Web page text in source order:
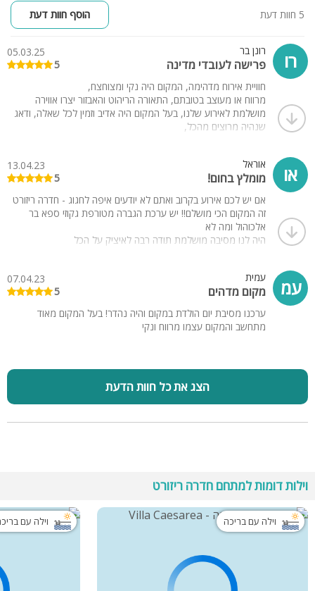
5 חוות דעת הוסף חוות דעת
רו רונן בר
פרישה לעובדי מדינה
05.03.25
5
חוויית אירוח מדהימה, המקום היה נקי ומצוחצח,
מרווח או מעוצב בטובתם, התאורה הריהוט והאבזור יצרו אווירה
מושלמת לאירוע שלנו, בעל המקום היה אדיב וזמין לכל שאלה, ודאג
שנהיה מרוצים מהכל,
או אוראל
מומלץ בחום!
13.04.23
5
אם יש לכם אירוע בקרוב ואתם לא יודעים איפה לחגוג - חדרה ריזורט
זה המקום הכי מושלם!! יש ערכת הגברה מטורפת גקוזי ספא בר
אלכוהול ומה לא
היה לנו מסיבה מושלמת תודה רבה לאיציק על הכל
עמ עמית
מקום מדהים
07.04.23
5
ערכנו מסיבת יום הולדת במקום והיה נהדר! בעל המקום מאוד
מתחשב והמקום עצמו מרווח ונקי
הצג את כל חוות הדעת
וילות דומות למתחם חדרה ריזורט
וילה עם בריכה וילה עם